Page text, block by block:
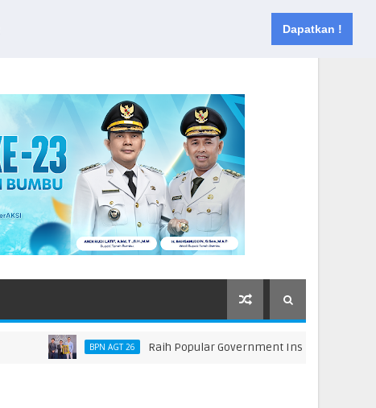
Dapatkan !
Kontak
BPN AGT 26 Raih Popular Government Institutions Award